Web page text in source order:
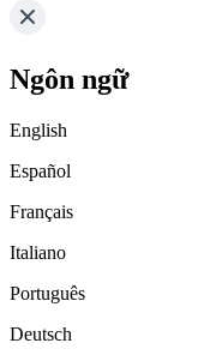
Ngôn ngữ
English
Español
Français
Italiano
Português
Deutsch